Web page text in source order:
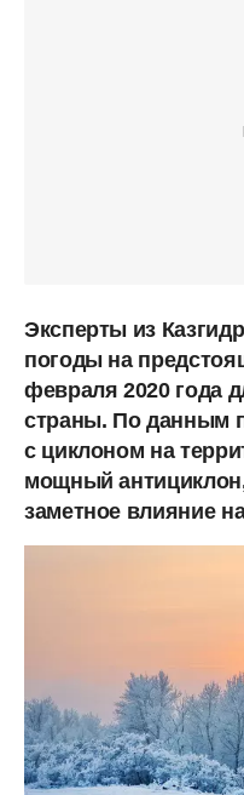
Эксперты из
погоды на
февраля 2020 года
страны. По данным
с циклоном на
мощный
заметное влияние